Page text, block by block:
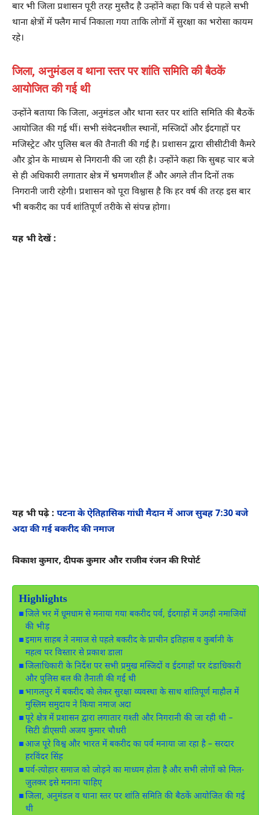
बार भी जिला प्रशासन पूरी तरह मुस्तैद है उन्होंने कहा कि पर्व से पहले सभी
थाना क्षेत्रों में फ्लैग मार्च निकाला गया ताकि लोगों में सुरक्षा का भरोसा कायम
रहे।
जिला, अनुमंडल व थाना स्तर पर शांति समिति की बैठकें
आयोजित की गई थी
उन्होंने बताया कि जिला, अनुमंडल और थाना स्तर पर शांति समिति की बैठकें
आयोजित की गई थीं। सभी संवेदनशील स्थानों, मस्जिदों और ईदगाहों पर
मजिस्ट्रेट और पुलिस बल की तैनाती की गई है। प्रशासन द्वारा सीसीटीवी कैमरे
और ड्रोन के माध्यम से निगरानी की जा रही है। उन्होंने कहा कि सुबह चार बजे
से ही अधिकारी लगातार क्षेत्र में भ्रमणशील हैं और अगले तीन दिनों तक
निगरानी जारी रहेगी। प्रशासन को पूरा विश्वास है कि हर वर्ष की तरह इस बार
भी बकरीद का पर्व शांतिपूर्ण तरीके से संपन्न होगा।
यह भी देखें :
यह भी पढ़े : पटना के ऐतिहासिक गांधी मैदान में आज सुबह 7:30 बजे
अदा की गई बकरीद की नमाज
विकाश कुमार, दीपक कुमार और राजीव रंजन की रिपोर्ट
Highlights
जिले भर में धूमधाम से मनाया गया बकरीद पर्व, ईदगाहों में उमड़ी नमाजियों
की भीड़
इमाम साहब ने नमाज से पहले बकरीद के प्राचीन इतिहास व कुर्बानी के
महत्व पर विस्तार से प्रकाश डाला
जिलाधिकारी के निर्देश पर सभी प्रमुख मस्जिदों व ईदगाहों पर दंडाधिकारी
और पुलिस बल की तैनाती की गई थी
भागलपुर में बकरीद को लेकर सुरक्षा व्यवस्था के साथ शांतिपूर्ण माहौल में
मुस्लिम समुदाय ने किया नमाज अदा
पूरे क्षेत्र में प्रशासन द्वारा लगातार गश्ती और निगरानी की जा रही थी –
सिटी डीएसपी अजय कुमार चौधरी
आज पूरे विश्व और भारत में बकरीद का पर्व मनाया जा रहा है – सरदार
हरविंदर सिंह
पर्व-त्योहार समाज को जोड़ने का माध्यम होता है और सभी लोगों को मिल-
जुलकर इसे मनाना चाहिए
जिला, अनुमंडल व थाना स्तर पर शांति समिति की बैठकें आयोजित की गई
थी